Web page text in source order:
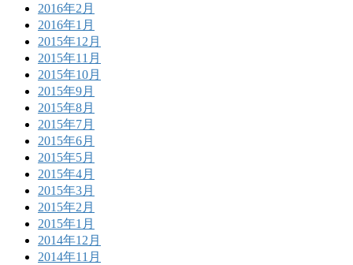
2016年2月
2016年1月
2015年12月
2015年11月
2015年10月
2015年9月
2015年8月
2015年7月
2015年6月
2015年5月
2015年4月
2015年3月
2015年2月
2015年1月
2014年12月
2014年11月